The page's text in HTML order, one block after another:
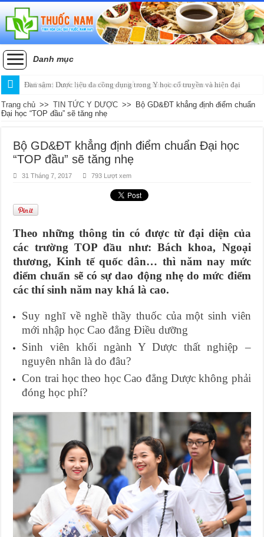
Danh mục
Những vị thuốc y học cổ truyền hỗ trợ giảm đau họng an toàn
Đan sâm: Dược liệu đa công dụng trong Y học cổ truyền và hiện đại
Trang chủ >> TIN TỨC Y DƯỢC >>
Bộ GD&ĐT khẳng định điểm chuẩn
Đại học “TOP đầu” sẽ tăng nhẹ
Bộ GD&ĐT khẳng định điểm chuẩn Đại học
“TOP đầu” sẽ tăng nhẹ
31 Tháng 7, 2017 793 Lượt xem
Theo những thông tin có được từ đại diện của
các trường TOP đầu như: Bách khoa, Ngoại
thương, Kinh tế quốc dân… thì năm nay mức
điểm chuẩn sẽ có sự dao động nhẹ do mức điểm
các thí sinh năm nay khá là cao.
Suy nghĩ về nghề thầy thuốc của một sinh viên
mới nhập học Cao đẳng Điều dưỡng
Sinh viên khối ngành Y Dược thất nghiệp –
nguyên nhân là do đâu?
Con trai học theo học Cao đẳng Dược không phải
đóng học phí?